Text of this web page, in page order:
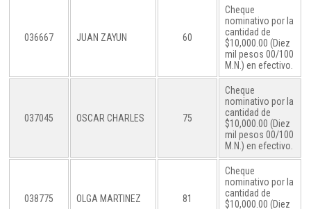
036667 JUAN ZAYUN 60
Cheque
nominativo por la
cantidad de
$10,000.00 (Diez
mil pesos 00/100
M.N.) en efectivo.
037045 OSCAR CHARLES 75
Cheque
nominativo por la
cantidad de
$10,000.00 (Diez
mil pesos 00/100
M.N.) en efectivo.
038775 OLGA MARTINEZ 81
Cheque
nominativo por la
cantidad de
$10,000.00 (Diez